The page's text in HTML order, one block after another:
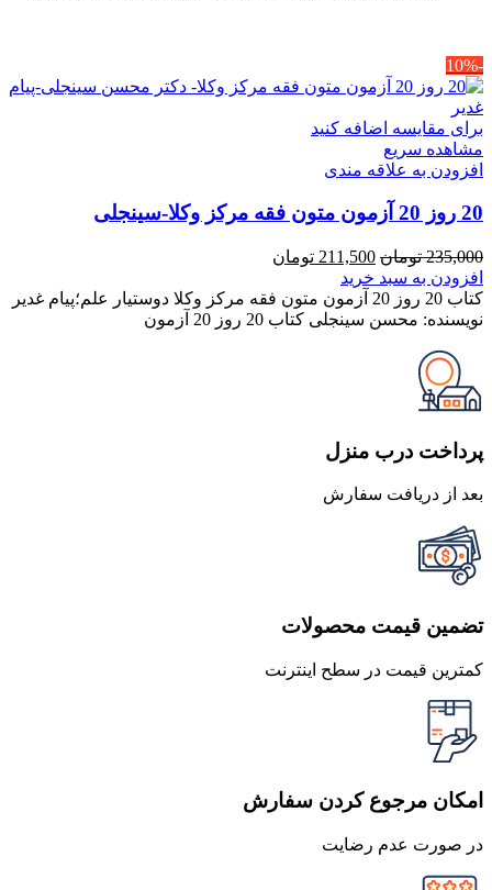
-10%
برای مقایسه اضافه کنید
مشاهده سریع
افزودن به علاقه مندی
20 روز 20 آزمون متون فقه مرکز وکلا-سینجلی
235,000 تومان قیمت
اصلی
235,000 تومان
بود.
211,500 تومان
211,500 تومان
است.
افزودن به سبد خرید
کتاب 20 روز 20 آزمون متون فقه مرکز وکلا دوستیار علم؛پیام غدیر
نویسنده: محسن سینجلی کتاب 20 روز 20 آزمون
پرداخت درب منزل
بعد از دریافت سفارش
تضمین قیمت محصولات
کمترین قیمت در سطح اینترنت
امکان مرجوع کردن سفارش
در صورت عدم رضایت